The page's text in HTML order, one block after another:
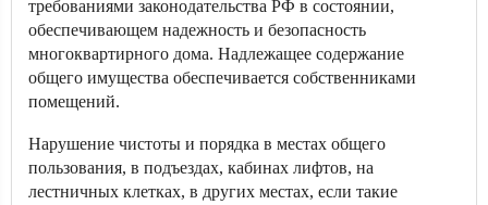
требованиями законодательства РФ в состоянии,
обеспечивающем надежность и безопасность
многоквартирного дома. Надлежащее содержание
общего имущества обеспечивается собственниками
помещений.
Нарушение чистоты и порядка в местах общего
пользования, в подъездах, кабинах лифтов, на
лестничных клетках, в других местах, если такие